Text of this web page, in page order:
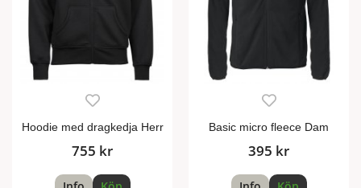
Hoodie med dragkedja Herr
755 kr
Basic micro fleece Dam
395 kr